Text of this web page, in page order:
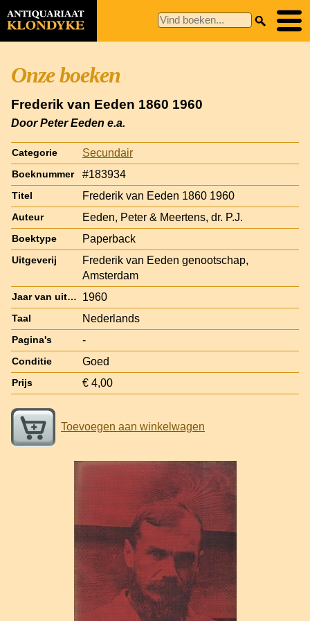
Onze boeken
Frederik van Eeden 1860 1960
Door Peter Eeden e.a.
Categorie Secundair
Boeknummer #183934
Titel Frederik van Eeden 1860 1960
Auteur Eeden, Peter & Meertens, dr. P.J.
Boektype Paperback
Uitgeverij
Frederik van Eeden genootschap,
Amsterdam
Jaar van uitgave 1960
Taal Nederlands
Pagina's -
Conditie Goed
Prijs € 4,00
Toevoegen aan winkelwagen